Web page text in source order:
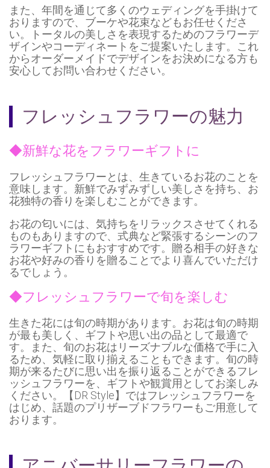
また、年間を通じて多くのウェディングを手掛けて
おりますので、ブーケや花束などもお任せくださ
い。トータルの美しさを表現するためのフラワーデ
ザインやコーディネートをご提案いたします。これ
からオーダーメイドでデザインをお決めになる方も
安心してお問い合わせください。
フレッシュフラワーの魅力
◆新鮮な花をフラワーギフトに
フレッシュフラワーとは、生きているお花のことを
意味します。新鮮でみずみずしい美しさを持ち、お
花独特の香りを楽しむことができます。
お花の匂いには、気持ちをリラックスさせてくれる
ものもありますので、式典など緊張するシーンのフ
ラワーギフトにもおすすめです。贈る相手の好きな
お花や好みの香りを贈ることでより喜んでいただけ
るでしょう。
◆フレッシュフラワーで旬を楽しむ
生きた花には旬の時期があります。お花は旬の時期
が最も美しく、ギフトや思い出の品として最適で
す。また、旬のお花はリーズナブルな価格で手に入
るため、気軽に取り揃えることもできます。旬の時
期が来るたびに思い出を振り返ることができるフレ
ッシュフラワーを、ギフトや観賞用としてお楽しみ
ください。【DR Style】ではフレッシュフラワーを
はじめ、話題のプリザーブドフラワーもご用意して
おります。